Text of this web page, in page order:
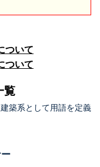
ついて
ついて
覧
築系として用語を定義